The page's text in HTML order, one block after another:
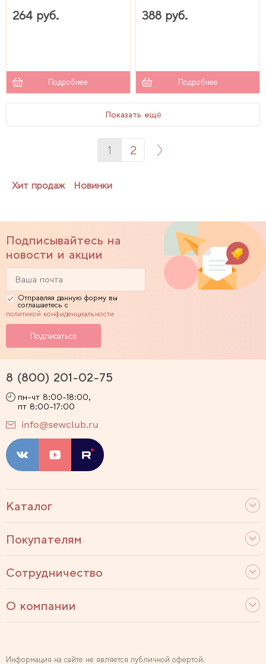
264 руб.
Подробнее
388 руб.
Подробнее
Показать ещё
1 2
Хит продаж Новинки
Подписывайтесь на
новости и акции
Отправляя данную форму вы
соглашаетесь с
политикой конфиденциальности
Каталог
Покупателям
Сотрудничество
О компании
8 (800) 201-02-75
пн-чт 8:00-18:00,
пт 8:00-17:00
info@sewclub.ru
Информация на сайте не является публичной офертой.